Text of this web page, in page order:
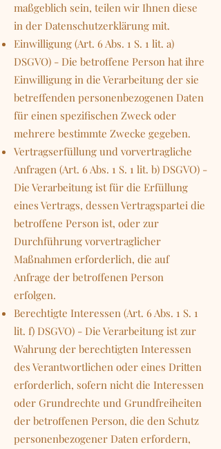
maßgeblich sein, teilen wir Ihnen diese
in der Datenschutzerklärung mit.
Einwilligung (Art. 6 Abs. 1 S. 1 lit. a)
DSGVO) - Die betroffene Person hat ihre
Einwilligung in die Verarbeitung der sie
betreffenden personenbezogenen Daten
für einen spezifischen Zweck oder
mehrere bestimmte Zwecke gegeben.
Vertragserfüllung und vorvertragliche
Anfragen (Art. 6 Abs. 1 S. 1 lit. b) DSGVO) -
Die Verarbeitung ist für die Erfüllung
eines Vertrags, dessen Vertragspartei die
betroffene Person ist, oder zur
Durchführung vorvertraglicher
Maßnahmen erforderlich, die auf
Anfrage der betroffenen Person
erfolgen.
Berechtigte Interessen (Art. 6 Abs. 1 S. 1
lit. f) DSGVO) - Die Verarbeitung ist zur
Wahrung der berechtigten Interessen
des Verantwortlichen oder eines Dritten
erforderlich, sofern nicht die Interessen
oder Grundrechte und Grundfreiheiten
der betroffenen Person, die den Schutz
personenbezogener Daten erfordern,